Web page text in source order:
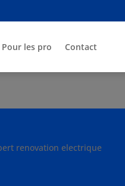
Pour les pro Contact